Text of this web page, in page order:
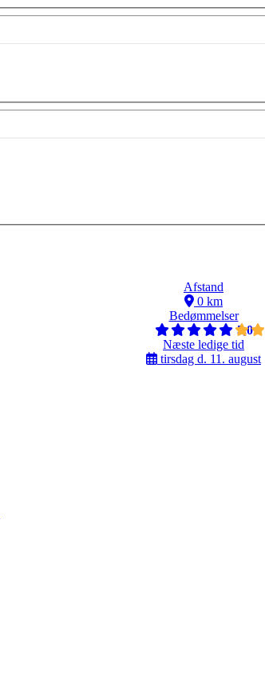
Afstand
0 km
Bedømmelser
5,0
Næste ledige tid
tirsdag d. 11. august